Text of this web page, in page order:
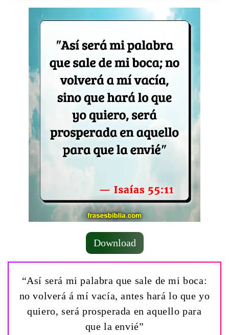
Download
“Así será mi palabra que sale de mi boca:
no volverá á mí vacía, antes hará lo que yo
quiero, será prosperada en aquello para
que la envié”